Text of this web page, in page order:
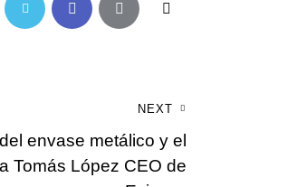
Twitter- FacebookShare- Copy
clipboard
NEXT
envase metálico y el
Tomás López CEO de